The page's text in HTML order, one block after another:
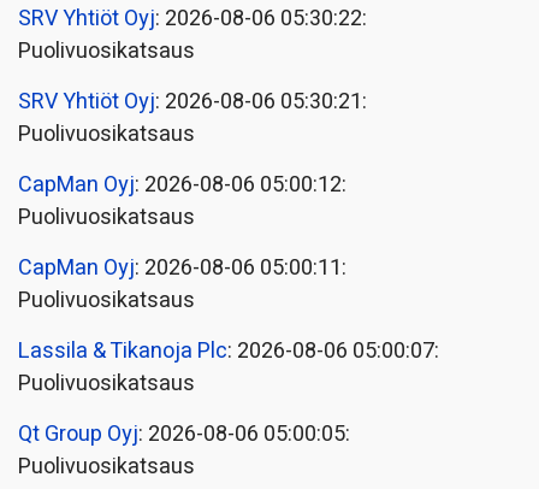
SRV Yhtiöt Oyj: 2026-08-06 05:30:22:
Puolivuosikatsaus
SRV Yhtiöt Oyj: 2026-08-06 05:30:21:
Puolivuosikatsaus
CapMan Oyj: 2026-08-06 05:00:12:
Puolivuosikatsaus
CapMan Oyj: 2026-08-06 05:00:11:
Puolivuosikatsaus
Lassila & Tikanoja Plc: 2026-08-06 05:00:07:
Puolivuosikatsaus
Qt Group Oyj: 2026-08-06 05:00:05:
Puolivuosikatsaus